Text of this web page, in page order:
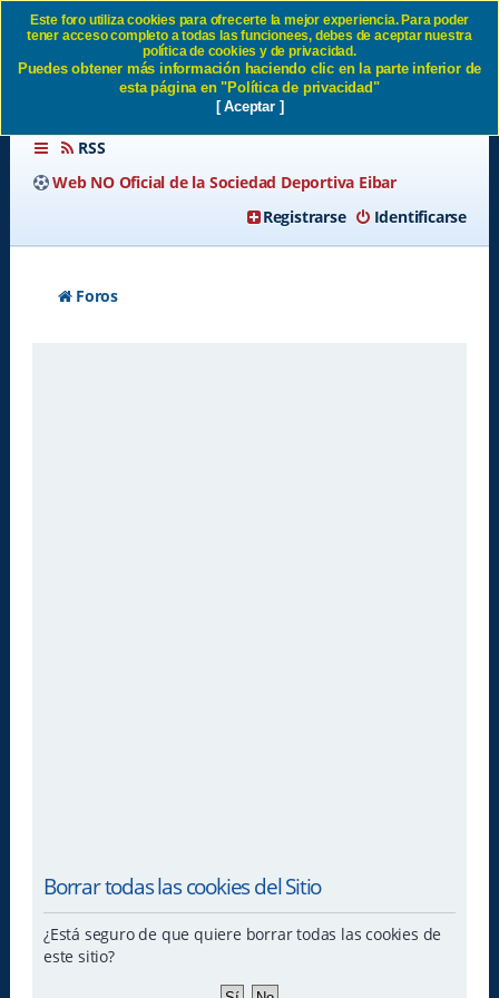
Borrar todas las cookies del
Sitio SD Eibar
RSS
Web NO Oficial de la Sociedad Deportiva Eibar
Identificarse
Registrarse
Foros
Borrar todas las cookies del Sitio
¿Está seguro de que quiere borrar todas las cookies de
este sitio?
Este foro utiliza cookies para ofrecerte la mejor experiencia. Para poder
tener acceso completo a todas las funcionees, debes de aceptar nuestra
política de cookies y de privacidad.
Puedes obtener más información haciendo clic en la parte inferior de
esta página en "Política de privacidad"
[ Aceptar ]